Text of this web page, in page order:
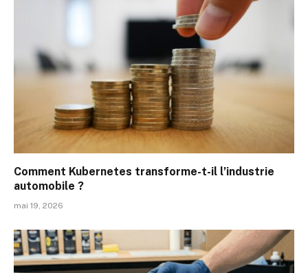
Comment Kubernetes transforme-t-il l’industrie
automobile ?
mai 19, 2026